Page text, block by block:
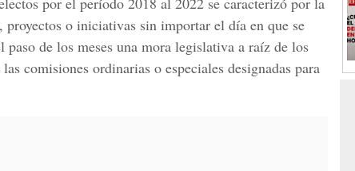
o iniciativas sin importar el día en que se
paso de los meses una mora legislativa a raíz de los
comisiones ordinarias o especiales designadas para